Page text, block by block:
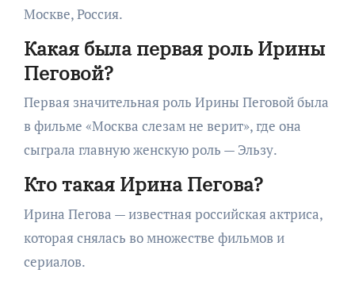
Москве, Россия.
Какая была первая роль Ирины
Пеговой?
Первая значительная роль Ирины Пеговой была
в фильме «Москва слезам не верит», где она
сыграла главную женскую роль — Эльзу.
Кто такая Ирина Пегова?
Ирина Пегова — известная российская актриса,
которая снялась во множестве фильмов и
сериалов.